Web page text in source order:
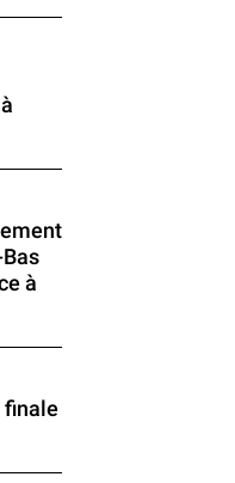
à
finale